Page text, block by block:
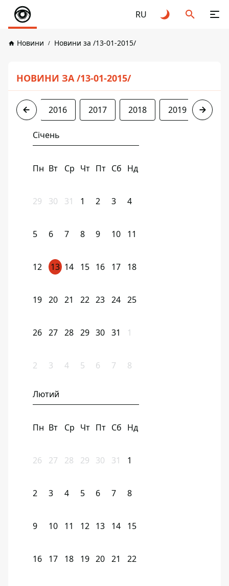
RU
Новини Новини за /13-01-2015/
НОВИНИ ЗА /13-01-2015/
2015 2016 2017 2018 2019 2020
Січень
Пн Вт Ср Чт Пт Сб Нд
29 30 31 1 2 3 4
5 6 7 8 9 10 11
12 13 14 15 16 17 18
19 20 21 22 23 24 25
26 27 28 29 30 31 1
2 3 4 5 6 7 8
Лютий
Пн Вт Ср Чт Пт Сб Нд
26 27 28 29 30 31 1
2 3 4 5 6 7 8
9 10 11 12 13 14 15
16 17 18 19 20 21 22